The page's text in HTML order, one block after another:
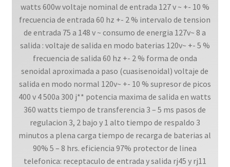
watts 600w voltaje nominal de entrada 127 v ~ +- 10 %
frecuencia de entrada 60 hz +- 2 % intervalo de tension
de entrada 75 a 148 v ~ consumo de energia 127v~ 8 a
salida : voltaje de salida en modo baterias 120v~ +- 5 %
frecuencia de salida 60 hz +- 2 % forma de onda
senoidal aproximada a paso (cuasisenoidal) voltaje de
salida en modo normal 120v~ +- 10 % supresor de picos
400 v 4 500a 300 j** potencia maxima de salida en watts
360 watts tiempo de transferencia 3 – 5 ms pasos de
regulacion 3, 2 bajo y 1 alto tiempo de respaldo 3
minutos a plena carga tiempo de recarga de baterias al
90% 5 – 8 hrs. eficiencia 97% protector de linea
telefonica: receptaculo de entrada y salida rj45 y rj11